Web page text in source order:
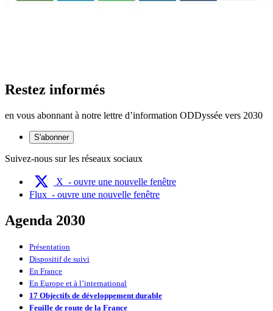
Restez informés
en vous abonnant à notre lettre d’information ODDyssée vers 2030
S'abonner
Suivez-nous sur les réseaux sociaux
X - ouvre une nouvelle fenêtre
Flux - ouvre une nouvelle fenêtre
Agenda 2030
Présentation
Dispositif de suivi
En France
En Europe et à l’international
17 Objectifs de développement durable
Feuille de route de la France